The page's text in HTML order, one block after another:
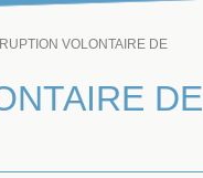
VOLONTAIRE DE
DE